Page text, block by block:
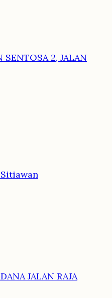
SENTOSA 2, JALAN
Sitiawan
JALAN RAJA